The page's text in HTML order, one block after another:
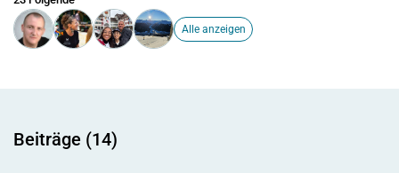
Alle anzeigen
Beiträge (14)